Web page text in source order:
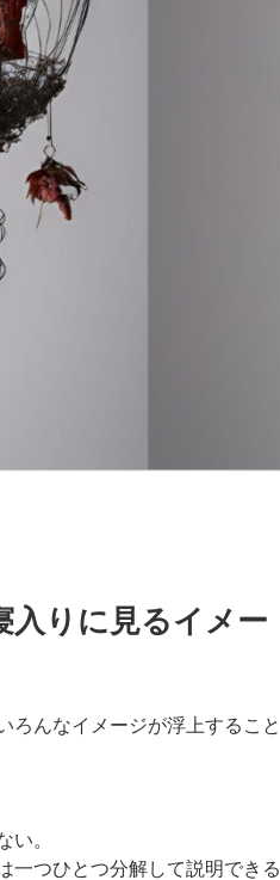
りに見るイメー
ろんなイメージが浮上すること
い。
一つひとつ分解して説明できる